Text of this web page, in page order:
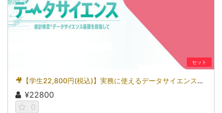
セット
🎥【学生22,800円(税込)】実務に使えるデータサイエンス～統計検定(R)データサイエンス基礎を目指して～［京都大学データサイエンス講座］（2026）
¥22800
0